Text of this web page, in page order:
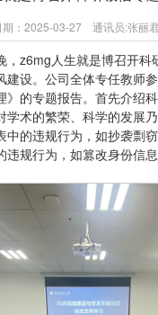
期：2025-03-27 通讯员:张丽
，z6mg人生就是博召开
设。公司全体专任教师
的专题报告。首先介绍
术的繁荣、科学的发展
的违规行为，如抄袭剽
规行为，如篡改身份信